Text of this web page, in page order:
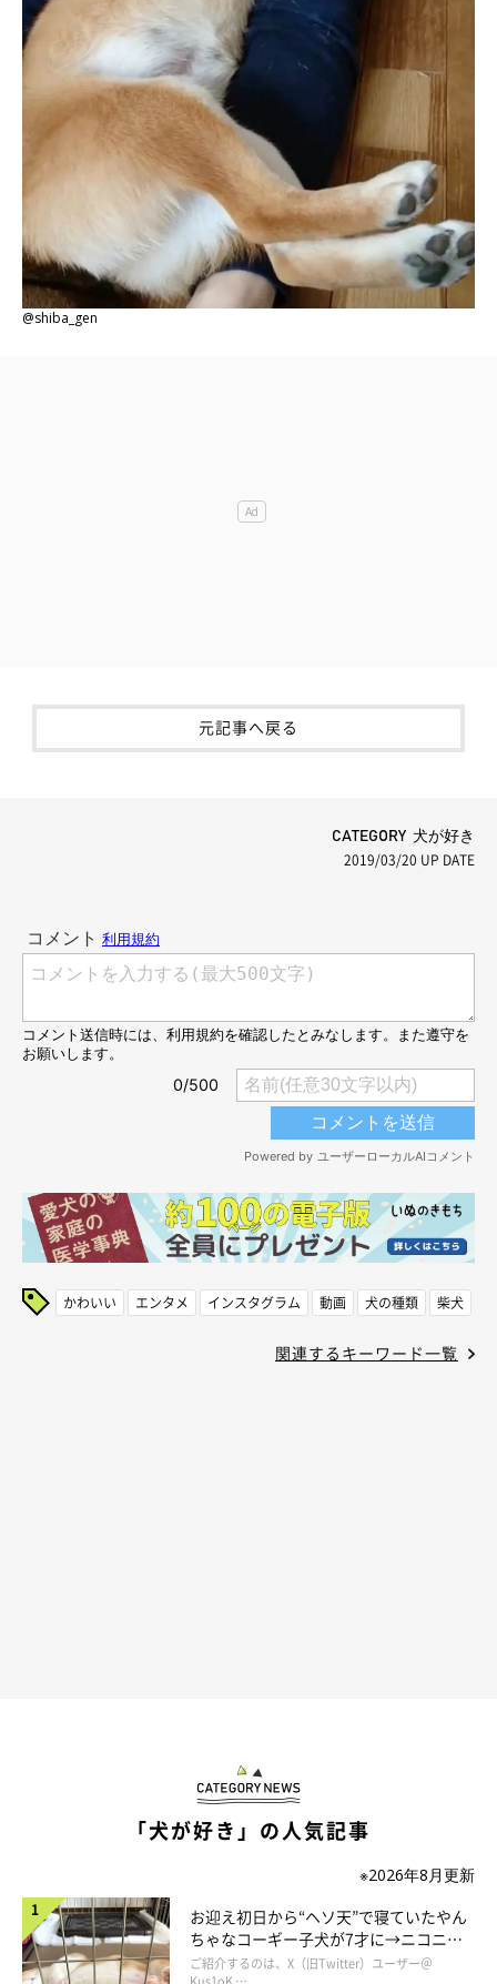
@shiba_gen
元記事へ戻る
CATEGORY 犬が好き
2019/03/20 UP DATE
かわいい エンタメ インスタグラム 動画 犬の種類 柴犬
関連するキーワード一覧
「犬が好き」の人気記事
※2026年8月更新
お迎え初日から“ヘソ天”で寝ていたやん
ちゃなコーギー子犬が7才に→ニコニ
コ“コーギースマイル”が魅力のコに成
ご紹介するのは、X（旧Twitter）ユーザー＠